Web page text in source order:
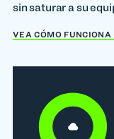
sin saturar a su
VEA CÓMO